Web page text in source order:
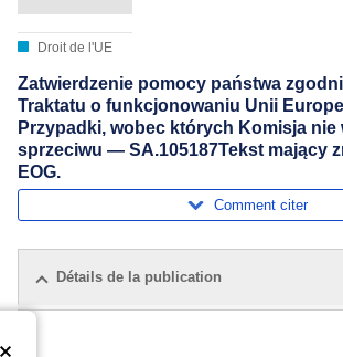
Droit de l'UE
Zatwierdzenie pomocy państwa
Traktatu o funkcjonowaniu Unii
Przypadki, wobec których Komisja nie
sprzeciwu — SA.105187Tekst mający
EOG.
Comment citer
Détails de la publication